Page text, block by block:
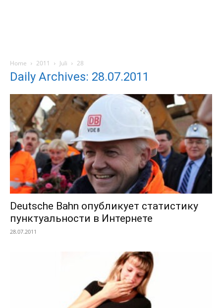
Home 2011 Juli 28
Daily Archives: 28.07.2011
Deutsche Bahn опубликует статистику
пунктуальности в Интернете
28.07.2011